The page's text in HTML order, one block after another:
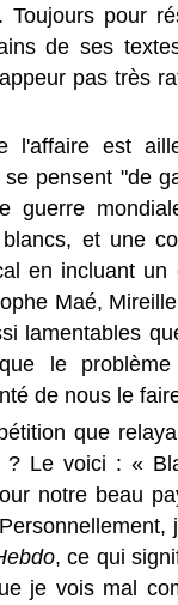
pour
de ses
pas très
l'affaire est
pensent "de
guerre
et une
en incluant
Maé,
lamentables
le
de nous le
que
? Le voici : «
notre beau
, ce qui
je vois mal